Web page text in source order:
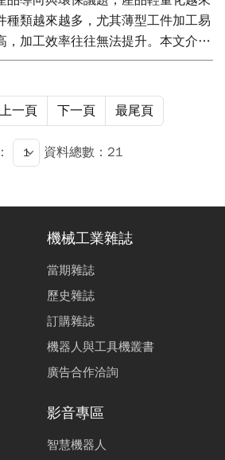
種類越來越多，尤其薄型工件加工易
，加工效率往往無法提升。本文介紹
率製造技術，透過整個加工系統的解
製程規劃方法與結果，方可改善國內
技術而無法突破之問題。
上一頁 下一頁 最尾頁
資料總數：21
機械工業雜誌
當期雜誌
歷史雜誌
訂購雜誌
機器人與工具機叢書
廣告合作洽詢
影音專區
智慧機器人